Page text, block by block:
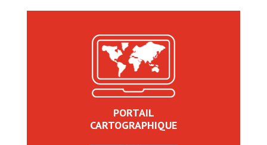
PORTAIL
CARTOGRAPHIQUE